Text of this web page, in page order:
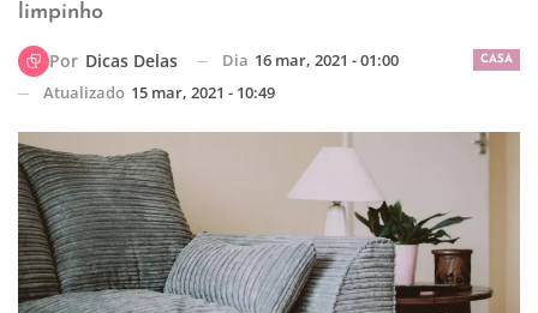
limpinho
CASA
Por Dicas Delas Dia 16 mar, 2021 - 01:00
Atualizado 15 mar, 2021 - 10:49